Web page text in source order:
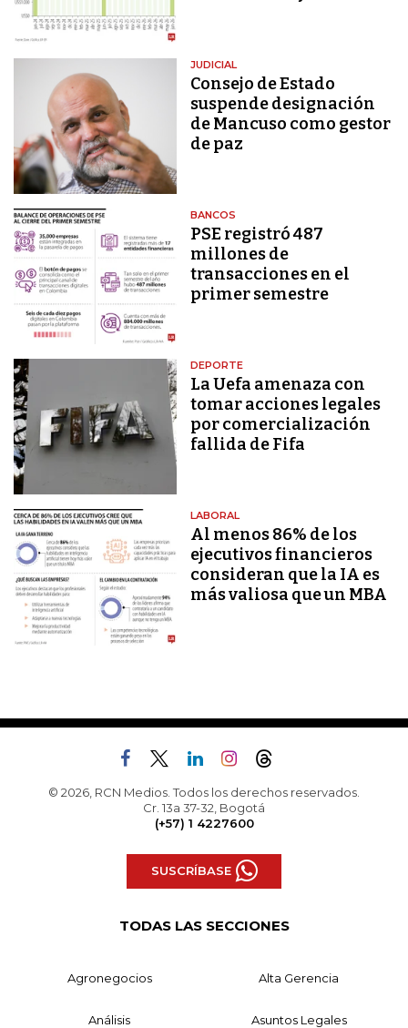
JUDICIAL
Consejo de Estado
suspende designación
de Mancuso como gestor
de paz
BANCOS
PSE registró 487
millones de
transacciones en el
primer semestre
DEPORTE
La Uefa amenaza con
tomar acciones legales
por comercialización
fallida de Fifa
LABORAL
Al menos 86% de los
ejecutivos financieros
consideran que la IA es
más valiosa que un MBA
© 2026, RCN Medios. Todos los derechos reservados.
Cr. 13a 37-32, Bogotá
(+57) 1 4227600
SUSCRÍBASE
TODAS LAS SECCIONES
Agronegocios Alta Gerencia
Análisis Asuntos Legales